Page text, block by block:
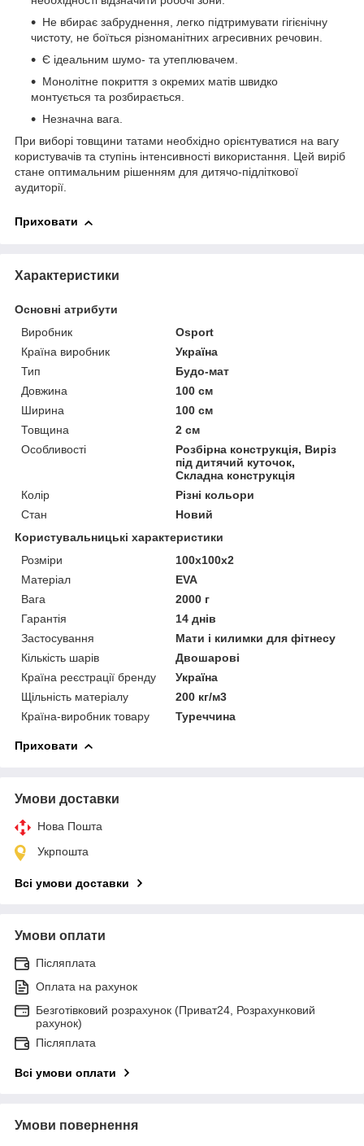
Не вбирає забруднення, легко підтримувати гігієнічну
чистоту, не боїться різноманітних агресивних речовин.
Є ідеальним шумо- та утеплювачем.
Монолітне покриття з окремих матів швидко
монтується та розбирається.
Незначна вага.
При виборі товщини татами необхідно орієнтуватися на вагу
користувачів та ступінь інтенсивності використання. Цей виріб
стане оптимальним рішенням для дитячо-підліткової
аудиторії.
Приховати
Характеристики
Основні атрибути
Виробник
Osport
Країна виробник
Україна
Тип
Будо-мат
Довжина
100 см
Ширина
100 см
Товщина
2 см
Особливості
Розбірна конструкція, Виріз
під дитячий куточок,
Складна конструкція
Колір
Різні кольори
Стан
Новий
Користувальницькі характеристики
Розміри
100x100x2
Матеріал
EVA
Вага
2000 г
Гарантія
14 днів
Застосування
Мати і килимки для фітнесу
Кількість шарів
Двошарові
Країна реєстрації бренду
Україна
Щільність матеріалу
200 кг/м3
Країна-виробник товару
Туреччина
Приховати
Умови доставки
Нова Пошта
Укрпошта
Всі умови доставки
Умови оплати
Післяплата
Оплата на рахунок
Безготівковий розрахунок (Приват24, Розрахунковий
рахунок)
Післяплата
Всі умови оплати
Умови повернення